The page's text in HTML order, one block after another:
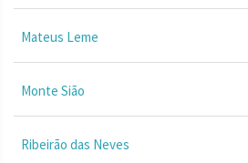
Mateus Leme
Monte Sião
Ribeirão das Neves